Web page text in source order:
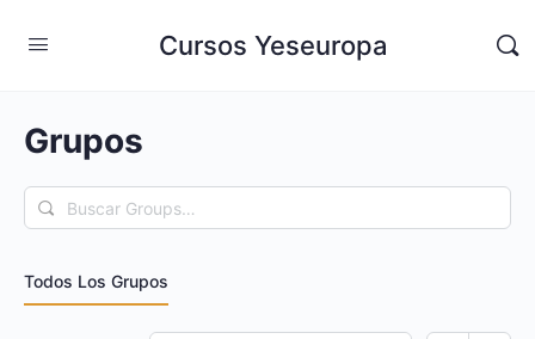
Cursos Yeseuropa
Grupos
Buscar
Groups…
Todos Los Grupos